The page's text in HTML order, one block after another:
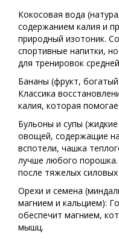
Кокосовая вода (
содержанием калия и
природный изотоник.
спортивные напитки,
для тренировок
Бананы (фрукт,
Классика
калия, которая
Бульоны и супы (
овощей, содержащие
вспотели, чашка
лучше любого
после тяжелых силовых
Орехи и семена (
магнием и кальцием):
обеспечит магнием,
мышц.